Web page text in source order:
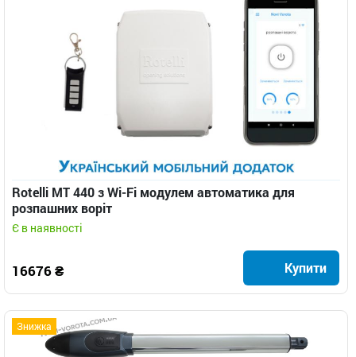
Rotelli MT 440 з Wi-Fi модулем автоматика для
розпашних воріт
Є в наявності
16676 ₴ Купити
Знижка